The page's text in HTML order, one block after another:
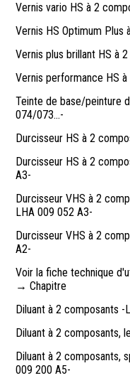
Vernis vario HS à 2
Vernis HS Optimum Plus
Vernis plus brillant HS à
Vernis performance HS
Teinte de base/peinture
074/073...-
Durcisseur HS à 2
Durcisseur HS à 2
A3-
Durcisseur VHS à 2
LHA 009 052 A3-
Durcisseur VHS à 2
A2-
Voir la fiche technique
→ Chapitre
Diluant à 2 composants -
Diluant à 2 composants,
Diluant à 2 composants,
009 200 A5-